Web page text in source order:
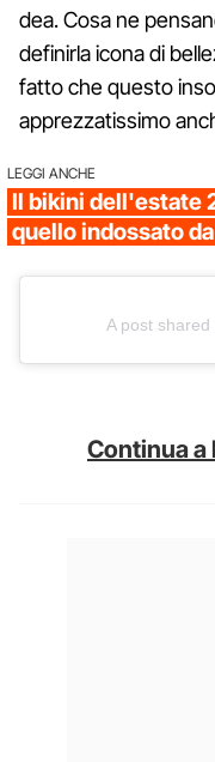
dea. Cosa ne
definirla icona di
fatto che questo
apprezzatissimo
LEGGI ANCHE
Il bikini dell'estate
quello indossato
A post
Continua a